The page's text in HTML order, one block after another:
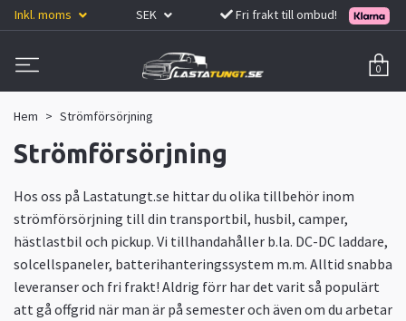
Inkl. moms SEK Fri frakt till ombud!
0
Hem Strömförsörjning
Strömförsörjning
Hos oss på Lastatungt.se hittar du olika tillbehör inom
strömförsörjning till din transportbil, husbil, camper,
hästlastbil och pickup. Vi tillhandahåller b.la. DC-DC laddare,
solcellspaneler, batterihanteringssystem m.m. Alltid snabba
leveranser och fri frakt! Aldrig förr har det varit så populärt
att gå offgrid när man är på semester och även om du arbetar